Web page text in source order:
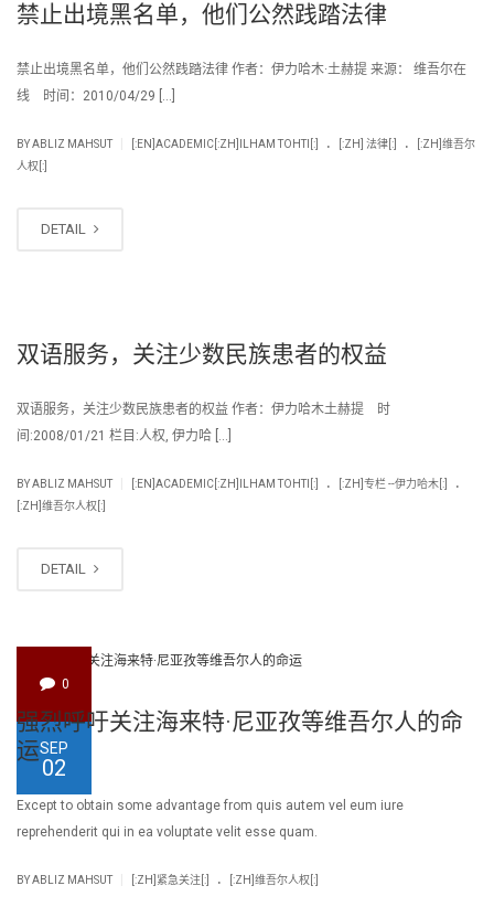
禁止出境黑名单，他们公然践踏法律
禁止出境黑名单，他们公然践踏法律 作者：伊力哈木·土赫提 来源： 维吾尔在
线 时间：2010/04/29 […]
BYABLIZ MAHSUT [:EN]ACADEMIC[:ZH]ILHAM TOHTI[:] . [:ZH] 法律[:] .
[:ZH]维吾尔
人权[:]
DETAIL
双语服务，关注少数民族患者的权益
双语服务，关注少数民族患者的权益 作者：伊力哈木土赫提 时
间:2008/01/21 栏目:人权, 伊力哈 […]
BYABLIZ MAHSUT [:EN]ACADEMIC[:ZH]ILHAM TOHTI[:] . [:ZH]专栏 --伊力哈木[:] .
[:ZH]维吾尔人权[:]
DETAIL
0
SEP
02
强烈呼吁关注海来特·尼亚孜等维吾尔人的命
运
Except to obtain some advantage from quis autem vel eum iure
reprehenderit qui in ea voluptate velit esse quam.
BYABLIZ MAHSUT [:ZH]紧急关注[:] . [:ZH]维吾尔人权[:]